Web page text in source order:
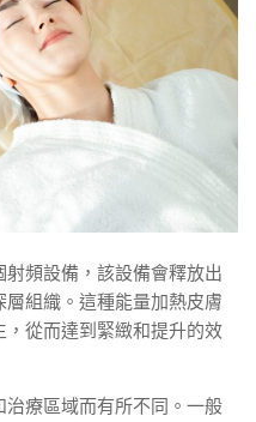
頻設備，該設備會釋放出
組織。這種能量加熱皮膚
從而達到緊緻和提升的效
療區域而有所不同。一般